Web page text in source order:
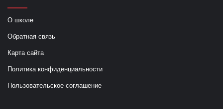
О школе
Обратная связь
Карта сайта
Политика конфиденциальности
Пользовательское соглашение